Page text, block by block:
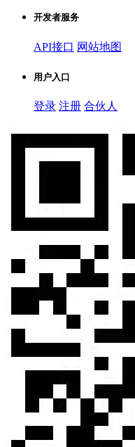
开发者服务
API接口 网站地图
用户入口
登录 注册 合伙人